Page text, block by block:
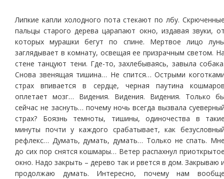
Липкие капли холодного пота стекают по лбу.
пальцы старого дерева царапают окно, издавая звуки,
которых мурашки бегут по спине. Мертвое лицо
заглядывает в комнату, освещая ее призрачным светом.
стене танцуют тени. Где-то, захлебываясь, завыла
Снова звенящая тишина… Не спится… Острыми
страх впивается в сердце, черная паутина
оплетает мозг… Видения. Видения. Видения. Только
сейчас не заснуть… почему ночь всегда вызвала
страх? Боязнь темноты, тишины, одиночества в
минуты почти у каждого срабатывает, как
рефлекс… Думать, думать, думать… Только не спать.
до сих пор снятся кошмары… Ветер распахнул
окно. Надо закрыть – дерево так и рвется в дом. Закрываю
продолжаю думать. Интересно, почему нам